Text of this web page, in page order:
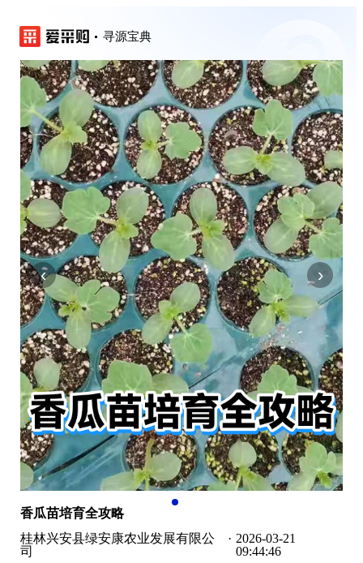
寻源宝典
‹ ›
香瓜苗培育全攻略
桂林兴安县绿安康农业发展有限公
司
· 2026-03-21
09:44:46